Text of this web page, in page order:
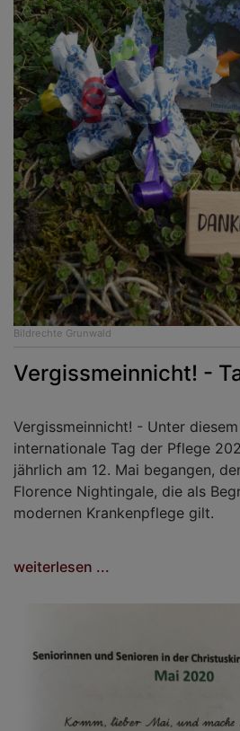
Bildrechte Grunwald
Vergissmeinnicht! -
Vergissmeinnicht! - Unter
internationale Tag der Pflege
jährlich am 12. Mai begangen,
Florence Nightingale, die als
modernen Krankenpflege gilt.
weiterlesen ...